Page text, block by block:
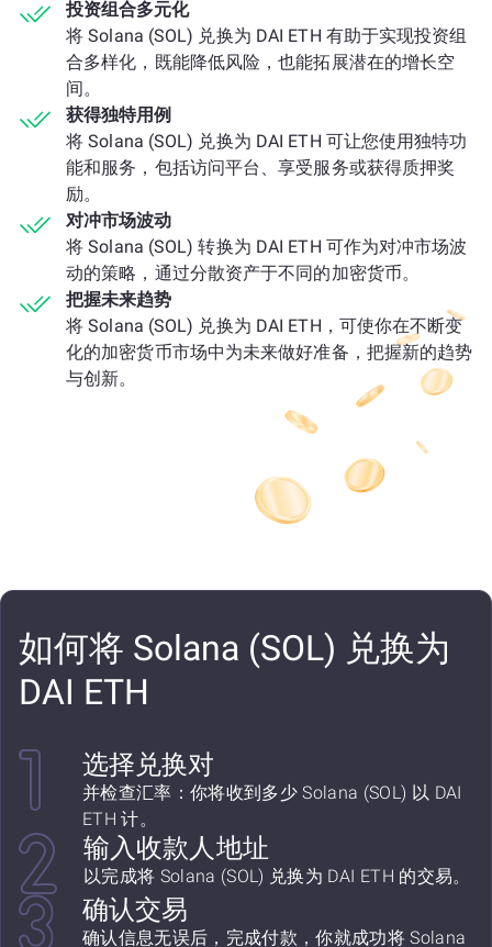
投资组合多元化
将 Solana (SOL) 兑换为 DAI ETH 有助于实现投资组
合多样化，既能降低风险，也能拓展潜在的增长空
间。
获得独特用例
将 Solana (SOL) 兑换为 DAI ETH 可让您使用独特功
能和服务，包括访问平台、享受服务或获得质押奖
励。
对冲市场波动
将 Solana (SOL) 转换为 DAI ETH 可作为对冲市场波
动的策略，通过分散资产于不同的加密货币。
把握未来趋势
将 Solana (SOL) 兑换为 DAI ETH，可使你在不断变
化的加密货币市场中为未来做好准备，把握新的趋势
与创新。
如何将 Solana (SOL) 兑换为
DAI ETH
选择兑换对
并检查汇率：你将收到多少 Solana (SOL) 以 DAI
ETH 计。
输入收款人地址
以完成将 Solana (SOL) 兑换为 DAI ETH 的交易。
确认交易
确认信息无误后，完成付款，你就成功将 Solana